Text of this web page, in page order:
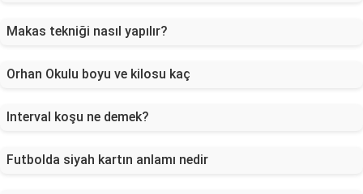
Makas tekniği nasıl yapılır?
Orhan Okulu boyu ve kilosu kaç
Interval koşu ne demek?
Futbolda siyah kartın anlamı nedir